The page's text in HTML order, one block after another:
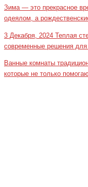
Зима — это прекрасное
одеялом, а
3 Декабря, 2024 Теплая
современные решения
Ванные комнаты
которые не только